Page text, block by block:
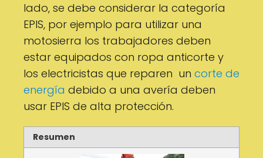
lado, se debe considerar la categoría
EPIS, por ejemplo para utilizar una
motosierra los trabajadores deben
estar equipados con ropa anticorte y
los electricistas que reparen un corte de
energía debido a una avería deben
usar EPIS de alta protección.
Resumen